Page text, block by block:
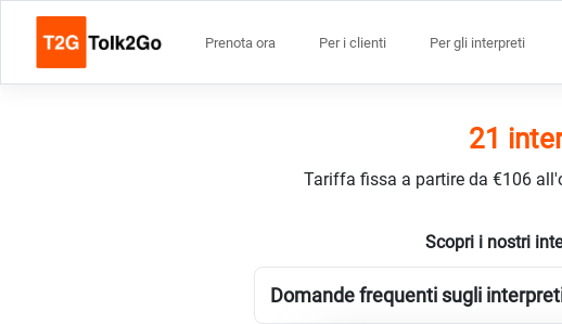
Prenota ora Per i clienti Per gli interpreti
21
Tariffa fissa a partire da €106
Scopri i nostri
Domande frequenti sugli